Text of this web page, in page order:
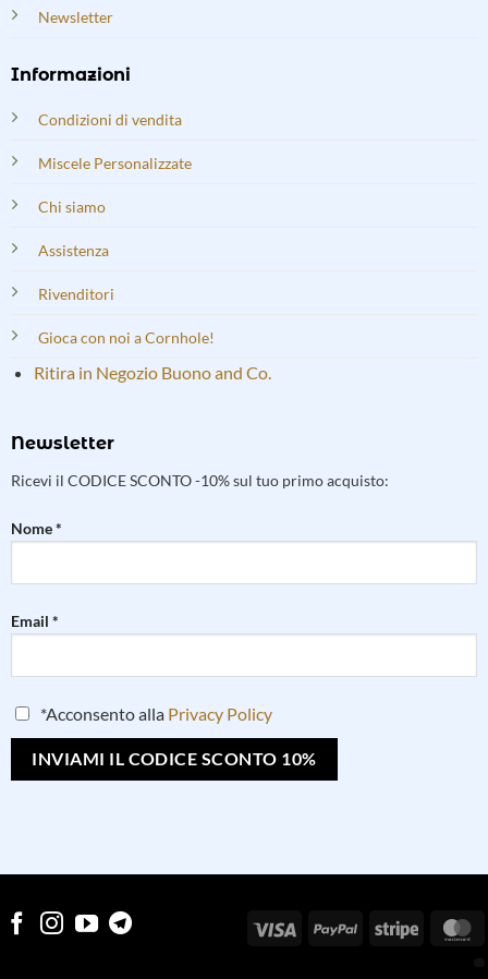
Newsletter
Informazioni
Condizioni di vendita
Miscele Personalizzate
Chi siamo
Assistenza
Rivenditori
Gioca con noi a Cornhole!
Ritira in Negozio Buono and Co.
Newsletter
Ricevi il CODICE SCONTO -10% sul tuo primo acquisto:
Nome *
Email *
*Acconsento alla Privacy Policy
Visa PayPal Stripe